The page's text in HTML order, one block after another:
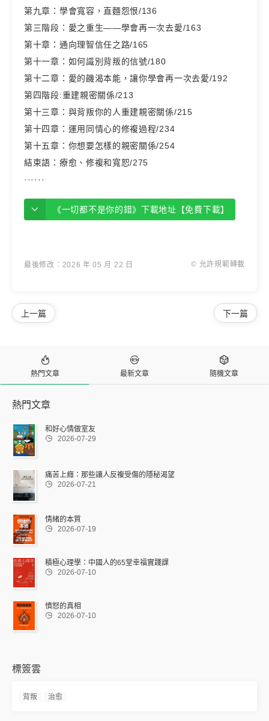
第九章：學會寬容，直麵怨恨/136
第三階段：愛之重生——學會再一次去愛/163
第十章：通向理智信任之路/165
第十一章：如何識別背叛的信號/180
第十二章：愛的饑渴本能，讓你學會再一次去愛/192
第四階段:重建親密關係/213
第十三章：與背叛你的人重建親密關係/215
第十四章：運用同情心的修複過程/234
第十五章：你想要怎樣的親密關係/254
結束語：療愈、修複和寬恕/275
······
《一切都不是你的錯》下載地址【免費下載】
最後修改：2026 年 05 月 22 日 © 允許規範轉載
下一篇
上一篇

熱門文章

最新文章

隨機文章
熱門文章
和好心情做室友
 2026-07-29
痛苦上癮：那些讓人反複受傷的隱秘渴望
 2026-07-21
情緒的本質
 2026-07-19
積極心理學：中國人的65堂幸福實踐課
 2026-07-10
憤怒的真相
 2026-07-10
標簽雲
背叛 治愈